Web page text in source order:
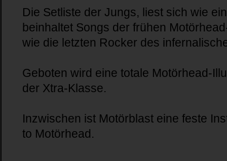
Die Setliste der Jungs, liest sich wie
beinhaltet Songs der frühen
wie die letzten Rocker des
Geboten wird eine totale Motörhead-
der Xtra-Klasse.
Inzwischen ist Motörblast eine feste
to Motörhead.